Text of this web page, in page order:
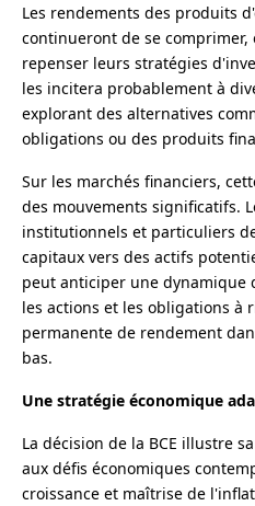
Les rendements des produits
continueront de se
repenser leurs stratégies
les incitera probablement à
explorant des alternatives
obligations ou des produits
Sur les marchés financiers,
des mouvements significatifs.
institutionnels et particuliers
capitaux vers des actifs
peut anticiper une dynamique
les actions et les obligations à
permanente de rendement
bas.
Une stratégie économique
La décision de la BCE illustre
aux défis économiques
croissance et maîtrise de